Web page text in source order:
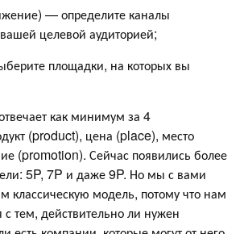
— определите каналы
целевой аудиторией;
площадки, на которых вы
как минимум за 4
(product), цена (place), место
(promotion). Сейчас появились более
5P, 7P и даже 9P. Но мы с вами
классическую модель, потому что нам
с тем, действительно ли нужен